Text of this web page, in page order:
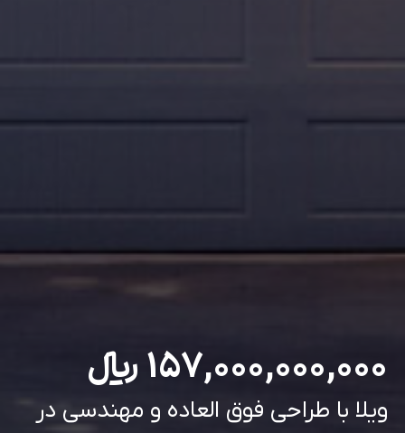
157,000,000,000﷼
ویلا با طراحی فوق العاده و مهندسی در